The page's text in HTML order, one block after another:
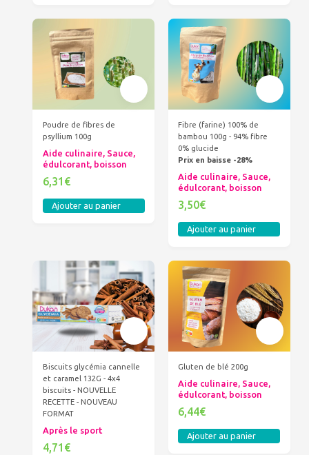
Poudre de fibres de
psyllium 100g
Aide culinaire, Sauce,
édulcorant, boisson
6,31€
Ajouter au panier
Fibre (farine) 100% de
bambou 100g - 94% fibre
0% glucide
Prix en baisse -28%
Aide culinaire, Sauce,
édulcorant, boisson
3,50€
Ajouter au panier
Biscuits glycémia cannelle
et caramel 132G - 4x4
biscuits - NOUVELLE
RECETTE - NOUVEAU
FORMAT
Après le sport
4,71€
Gluten de blé 200g
Aide culinaire, Sauce,
édulcorant, boisson
6,44€
Ajouter au panier